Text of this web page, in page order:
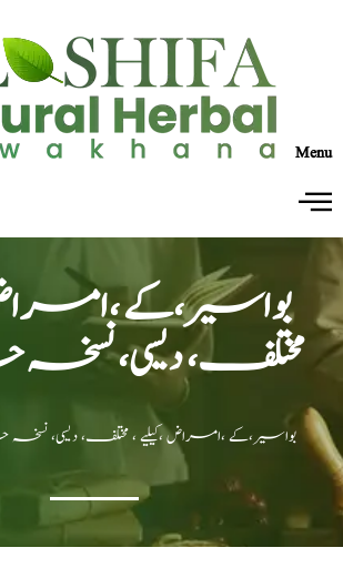
Menu
بواسیر،کے ،امراض
مختلف، دیسی،
/ بواسیر،کے ،امراض ،کیلیے ، مختلف، دیسی،